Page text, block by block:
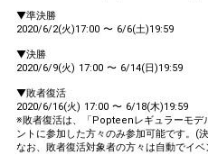
▼準決勝
2020/6/2(火)17:00 〜 6/6(土)19:59
▼決勝
2020/6/9(火) 17:00 〜 6/14(日)19:59
▼敗者復活
2020/6/16(火) 17:00 〜 6/18(木)19:59
※敗者復活は、「Popteenレギュラーモデ
ントに参加した方々のみ参加可能です。(
なお、敗者復活対象者の方々は自動でイベ